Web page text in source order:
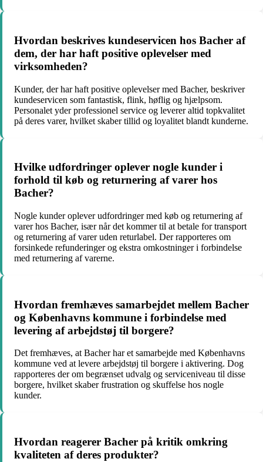
Hvordan beskrives kundeservicen hos Bacher af
dem, der har haft positive oplevelser med
virksomheden?
Kunder, der har haft positive oplevelser med Bacher, beskriver
kundeservicen som fantastisk, flink, høflig og hjælpsom.
Personalet yder professionel service og leverer altid topkvalitet
på deres varer, hvilket skaber tillid og loyalitet blandt kunderne.
Hvilke udfordringer oplever nogle kunder i
forhold til køb og returnering af varer hos
Bacher?
Nogle kunder oplever udfordringer med køb og returnering af
varer hos Bacher, især når det kommer til at betale for transport
og returnering af varer uden returlabel. Der rapporteres om
forsinkede refunderinger og ekstra omkostninger i forbindelse
med returnering af varerne.
Hvordan fremhæves samarbejdet mellem Bacher
og Københavns kommune i forbindelse med
levering af arbejdstøj til borgere?
Det fremhæves, at Bacher har et samarbejde med Københavns
kommune ved at levere arbejdstøj til borgere i aktivering. Dog
rapporteres der om begrænset udvalg og serviceniveau til disse
borgere, hvilket skaber frustration og skuffelse hos nogle
kunder.
Hvordan reagerer Bacher på kritik omkring
kvaliteten af deres produkter?